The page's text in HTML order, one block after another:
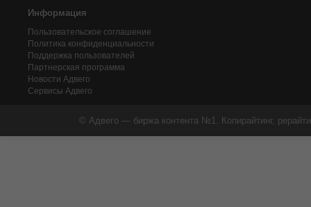
Информация
Пользовательское соглашение
Политика конфиденциальности
Поддержка пользователей
Партнерская программа
Новости Адвего
Сервисы Адвего
© Адвего — биржа контента №1. Копирайтинг,